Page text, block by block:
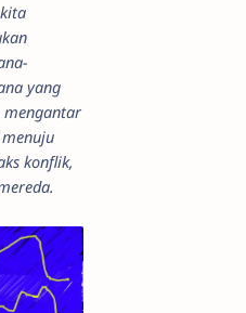
yang
mengantar
konflik,